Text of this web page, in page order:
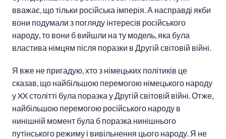
вважає, що тільки російська імперія. А насправді якби
вони подумали з погляду інтересів російського
народу, то вони б вийшли на ту модель, яка була
властива німцям після поразки в Другій світовій війні.
Я вже не пригадую, хто з німецьких політиків це
сказав, що найбільшою перемогою німецького народу
у XX столітті була поразка у Другій світовій війні. Отже,
найбільшою перемогою російського народу в
нинішній момент була б поразка нинішнього
путінського режиму і вивільнення цього народу. Я не